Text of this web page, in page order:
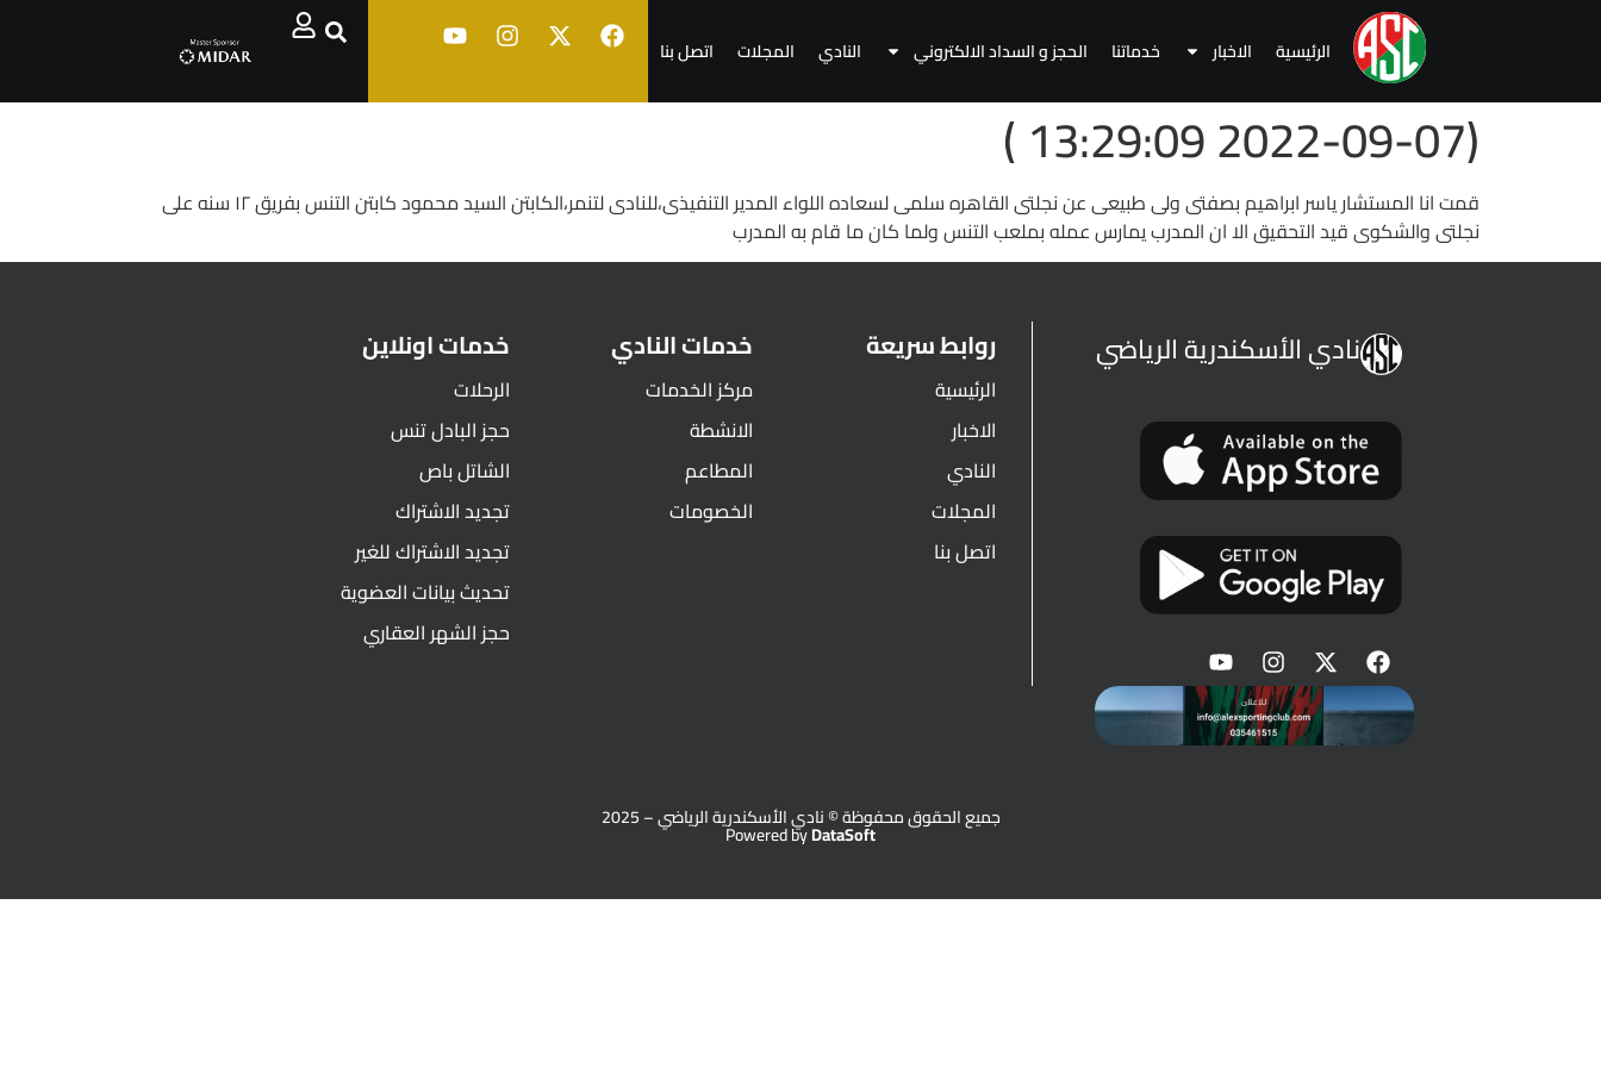
الرئيسية الاخبار خدماتنا الحجز و السداد الالكتروني النادي المجلات اتصل بنا
(2022-09-07 13:29:09 )
قمت انا المستشار ياسر ابراهيم بصفتى ولى طبيعى عن نجلتى القاهره سلمى لسعاده اللواء المدير التنفيذى،للنادى لتنمر،الكابتن السيد محمود كابتن التنس بفريق ١٢ سنه على
نجلتى والشكوى قيد التحقيق الا ان المدرب يمارس عمله بملعب التنس ولما كان ما قام به المدرب
نادي الأسكندرية الرياضي روابط سريعة
الرئيسية
الاخبار
النادي
المجلات
اتصل بنا
خدمات النادي
مركز الخدمات
الانشطة
المطاعم
الخصومات
خدمات اونلاين
الرحلات
حجز البادل تنس
الشاتل باص
تجديد الاشتراك
تجديد الاشتراك للغير
تحديث بيانات العضوية
حجز الشهر العقاري
جميع الحقوق محفوظة © نادي الأسكندرية الرياضي – 2025
Powered byDataSoft